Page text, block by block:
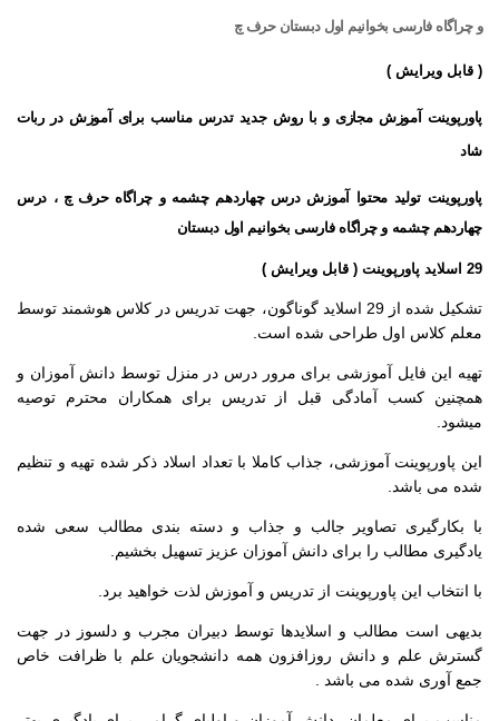
و چراگاه فارسی بخوانیم اول دبستان حرف چ
( قابل ویرایش )
پاورپوینت آموزش مجازی و با روش جدید تدرس مناسب برای آموزش در ربات
شاد
پاورپوینت تولید محتوا آموزش درس چهاردهم چشمه و چراگاه حرف چ ، درس
چهاردهم چشمه و چراگاه فارسی بخوانیم اول دبستان
29 اسلاید پاورپوینت ( قابل ویرایش )
تشکیل شده از 29 اسلاید گوناگون، جهت تدریس در کلاس هوشمند توسط
معلم کلاس اول طراحی شده است.
تهیه این فایل آموزشی برای مرور درس در منزل توسط دانش آموزان و
همچنین کسب آمادگی قبل از تدریس برای همکاران محترم توصیه
میشود.
این پاورپوینت آموزشی، جذاب کاملا با تعداد اسلاد ذکر شده تهیه و تنظیم
شده می باشد.
با بکارگیری تصاویر جالب و جذاب و دسته بندی مطالب سعی شده
یادگیری مطالب را برای دانش آموزان عزیز تسهیل بخشیم.
با انتخاب این پاورپوینت از تدریس و آموزش لذت خواهید برد.
بدیهی است مطالب و اسلایدها توسط دبیران مجرب و دلسوز در جهت
گسترش علم و دانش روزافزون همه دانشجویان علم با ظرافت خاص
جمع آوری شده می باشد .